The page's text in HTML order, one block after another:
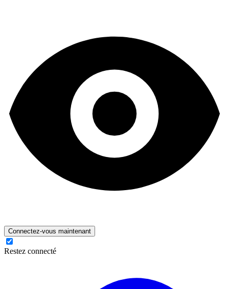
Connectez-vous maintenant
Restez connecté